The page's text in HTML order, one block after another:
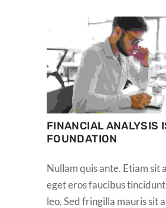
FINANCIAL ANALYSIS
FOUNDATION
Nullam quis ante. Etiam sit
eget eros faucibus
leo. Sed fringilla mauris sit